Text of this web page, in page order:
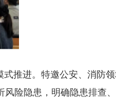
推进。特邀公安、消防
风险隐患，明确隐患排查